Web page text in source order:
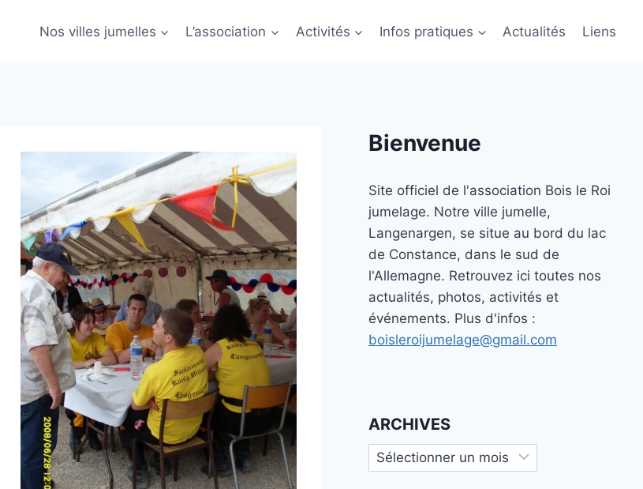
Nos villes jumelles L’association Activités Infos pratiques Actualités Liens
Bienvenue
Site officiel de l'association Bois le Roi
jumelage. Notre ville jumelle,
Langenargen, se situe au bord du lac
de Constance, dans le sud de
l'Allemagne. Retrouvez ici toutes nos
actualités, photos, activités et
événements. Plus d'infos :
boisleroijumelage@gmail.com
ARCHIVES
Archives